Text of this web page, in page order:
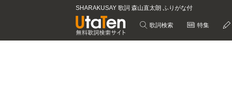
SHARAKUSAY 歌詞 森山直太朗 ふりがな付
歌詞検索 特集